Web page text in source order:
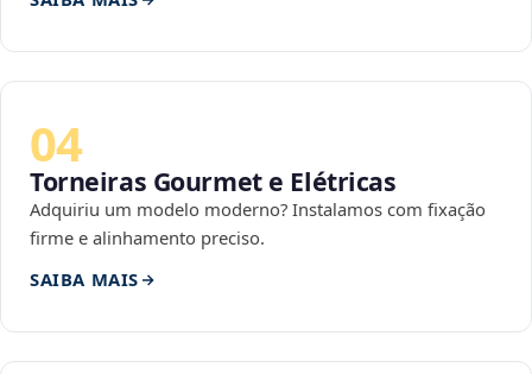
04
Torneiras Gourmet e Elétricas
Adquiriu um modelo moderno? Instalamos com fixação
firme e alinhamento preciso.
SAIBA MAIS